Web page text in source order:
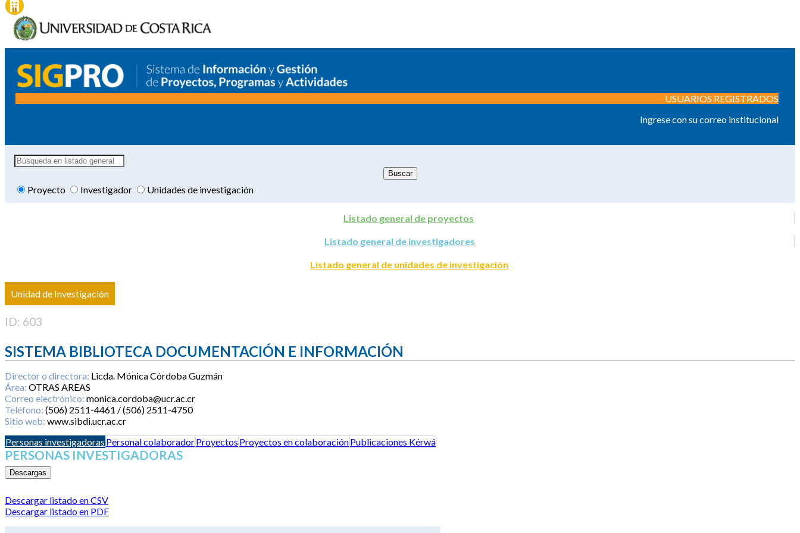
USUARIOS REGISTRADOS
Ingrese con su correo institucional
Proyecto Investigador Unidades de investigación
Listado general de proyectos
Listado general de investigadores
Listado general de unidades de investigación
Unidad de Investigación
ID: 603
SISTEMA BIBLIOTECA DOCUMENTACIÓN E INFORMACIÓN
Director o directora: Licda. Mónica Córdoba Guzmán
Área: OTRAS AREAS
Correo electrónico: monica.cordoba@ucr.ac.cr
Teléfono: (506) 2511-4461 / (506) 2511-4750
Sitio web: www.sibdi.ucr.ac.cr
Personas investigadoras Personal colaboradorProyectos Proyectos en colaboraciónPublicaciones Kérwá
PERSONAS INVESTIGADORAS
Descargas
Descargar listado en CSV
Descargar listado en PDF